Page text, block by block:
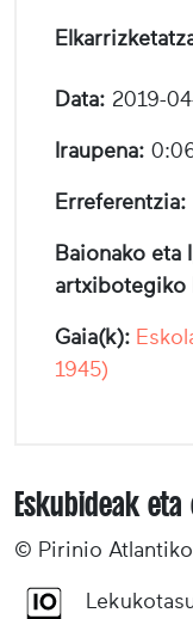
Data: 2019-
Iraupena:
Erreferentzia:
Baionako eta
artxibotegiko
Gaia(k):
1945)
Eskubideak
© Pirinio